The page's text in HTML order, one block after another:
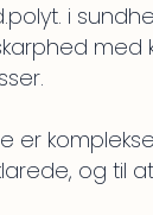
i
er
og til